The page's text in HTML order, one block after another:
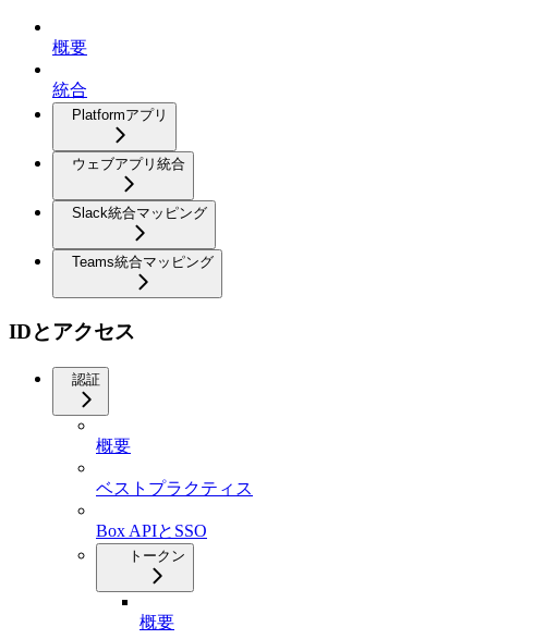
概要
統合
Platformアプリ
ウェブアプリ統合
Slack統合マッピング
Teams統合マッピング
IDとアクセス
認証
概要
ベストプラクティス
Box APIとSSO
トークン
概要